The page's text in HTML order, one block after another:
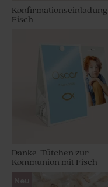
Konfirmationseinladung
Fisch
Danke-Tütchen zur
Kommunion mit Fisch
Neu